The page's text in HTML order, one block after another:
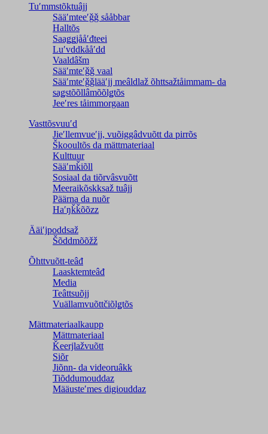
Tuʹmmstõktuâjj
Sääʹmteeʹǧǧ sååbbar
Halltõs
Saaǥǥjååʹđteei
Luʹvddkååʹdd
Vaaldâšm
Sääʹmteʹǧǧ vaal
Sääʹmteʹǧǧlääʹjj meâldlaž õhttsažtåimmam- da
saǥstõõllâmõõlǥtõs
Jeeʹres tåimmorgaan
Vasttõsvuuʹd
Jieʹllemvueʹjj, vuõiggâdvuõtt da pirrõs
Škooultõs da mättmateriaal
Kulttuur
Sääʹmǩiõll
Sosiaal da tiõrvâsvuõtt
Meeraikõskksaž tuâjj
Päärna da nuõr
Haʹŋǩǩõõzz
Ääiʹjpoddsaž
Šõddmõõžž
Õhttvuõtt-teâđ
Laasktemteâđ
Media
Teâttsuõjj
Vuällamvuõttčiõlǥtõs
Mättmateriaalkaupp
Mättmateriaal
Ǩeerjlažvuõtt
Siõr
Jiõnn- da videoruâkk
Tiõddumouddaz
Määusteʹmes digiouddaz